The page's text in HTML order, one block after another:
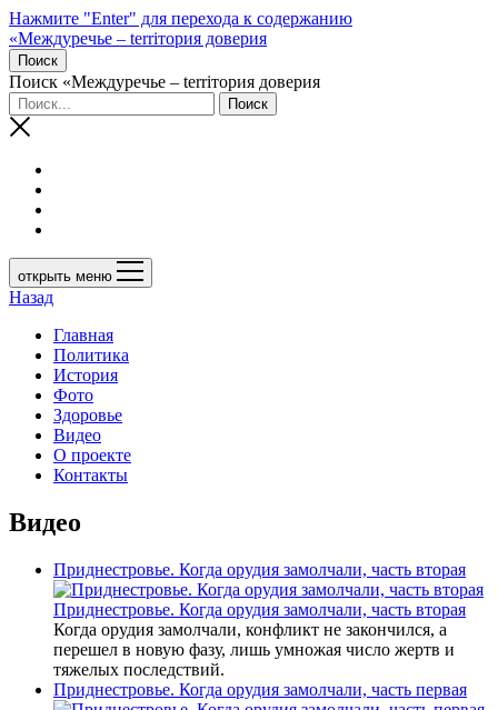
Нажмите "Enter" для перехода к содержанию
«Междуречье – terriтория доверия
Поиск
Поиск «Междуречье – terriтория доверия
открыть меню
Назад
Главная
Политика
История
Фото
Здоровье
Видео
О проекте
Контакты
Видео
Приднестровье. Когда орудия замолчали, часть вторая
Приднестровье. Когда орудия замолчали, часть вторая
Когда орудия замолчали, конфликт не закончился, а
перешел в новую фазу, лишь умножая число жертв и
тяжелых последствий.
Приднестровье. Когда орудия замолчали, часть первая